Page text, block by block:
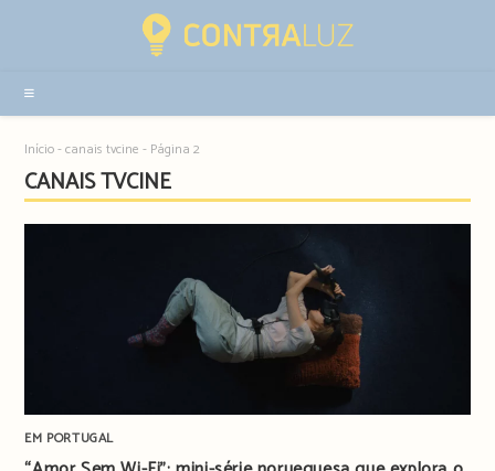
sidebar
Início-canais tvcine - Página 2
CANAIS TVCINE
EM PORTUGAL